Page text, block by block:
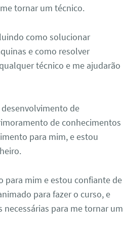
tornar um técnico.
como solucionar
e como resolver
técnico e me ajudarão
de
de conhecimentos
para mim, e estou
para mim e estou confiante de
para fazer o curso, e
para me tornar um